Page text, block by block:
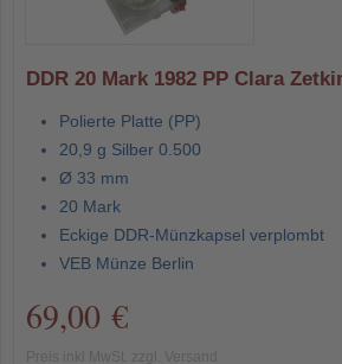
DDR 20 Mark 1982 PP Clara
Polierte Platte (PP)
20,9 g Silber 0.500
Ø 33 mm
20 Mark
Eckige DDR-Münzkapsel verplombt
VEB Münze Berlin
69,00 €